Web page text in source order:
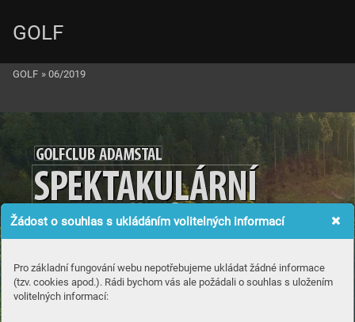
Žádost o souhlas s ukládáním volitelných informací
Pro základní fungování webu nepotřebujeme ukládat žádné informace
(tzv. cookies apod.). Rádi bychom vás ale požádali o souhlas s uložením
volitelných informací:
GOLFCLUB ADAMSTAL
SPEKTAKULÁRNÍ
JEDINEČNÝ
GOLF
GOLF » 06/2019